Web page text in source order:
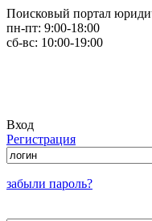
Поисковый портал
пн-пт: 9:00-18:00
сб-вс: 10:00-19:00
Вход
Регистрация
забыли пароль?